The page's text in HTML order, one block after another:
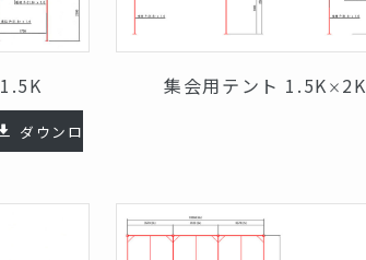
1.5K
ダウンロ
集会用テント 1.5K × 2K